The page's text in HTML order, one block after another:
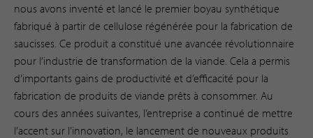
nous avons inventé et lancé le premier boyau synthétique
fabriqué à partir de cellulose régénérée pour la fabrication de
saucisses. Ce produit a constitué une avancée révolutionnaire
pour l’industrie de transformation de la viande. Cela a permis
d’importants gains de productivité et d’efficacité pour la
fabrication de produits de viande prêts à consommer. Au
cours des années suivantes, l’entreprise a continué de mettre
l’accent sur l’innovation, le lancement de nouveaux produits